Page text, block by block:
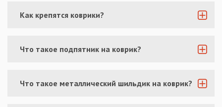
Как крепятся коврики?
Что такое подпятник на коврик?
Что такое металлический шильдик на коврик?